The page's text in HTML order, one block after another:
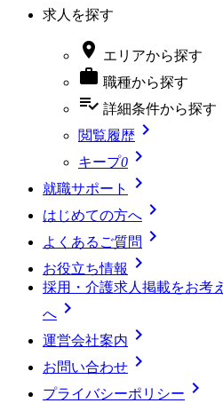
求人を探す
 エリアから探す
 職種から探す
playlist_add_check 詳細条件から探す
閲覧履歴 
キープ0 
就職サポート 
はじめての方へ 
よくあるご質問 
お役立ち情報 
採用・介護求人掲載をお考
へ 
運営会社案内 
お問い合わせ 
プライバシーポリシー 